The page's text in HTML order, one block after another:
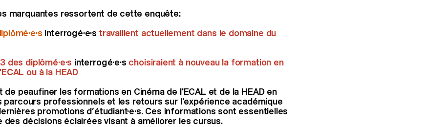
marquantes ressortent de cette enquête:
interrogé·e·s travaillent actuellement dans le domaine du
des diplômé·e·s interrogé·e·s choisiraient à nouveau la formation en
ou à la HEAD
peaufiner les formations en Cinéma de l'ECAL et de la HEAD en
parcours professionnels et les retours sur l'expérience académique
promotions d’étudiant·e·s. Ces informations sont essentielles
des décisions éclairées visant à améliorer les cursus.